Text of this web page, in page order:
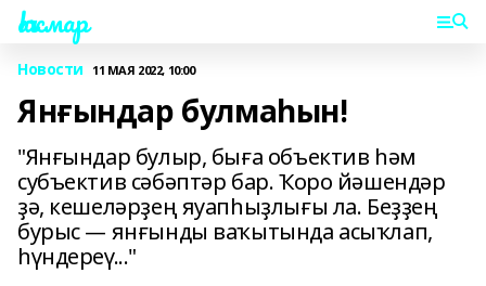
Һаҡмар
Новости 11 МАЯ 2022, 10:00
Янғындар булмаһын!
"Янғындар булыр, быға объектив һәм
субъектив сәбәптәр бар. Ҡоро йәшендәр
ҙә, кешеләрҙең яуапһыҙлығы ла. Беҙҙең
бурыс — янғынды ваҡытында асыҡлап,
һүндереү..."